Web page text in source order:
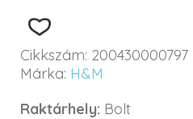
Cikkszám: 200430000797
Márka: H&M
Raktárhely: Bolt